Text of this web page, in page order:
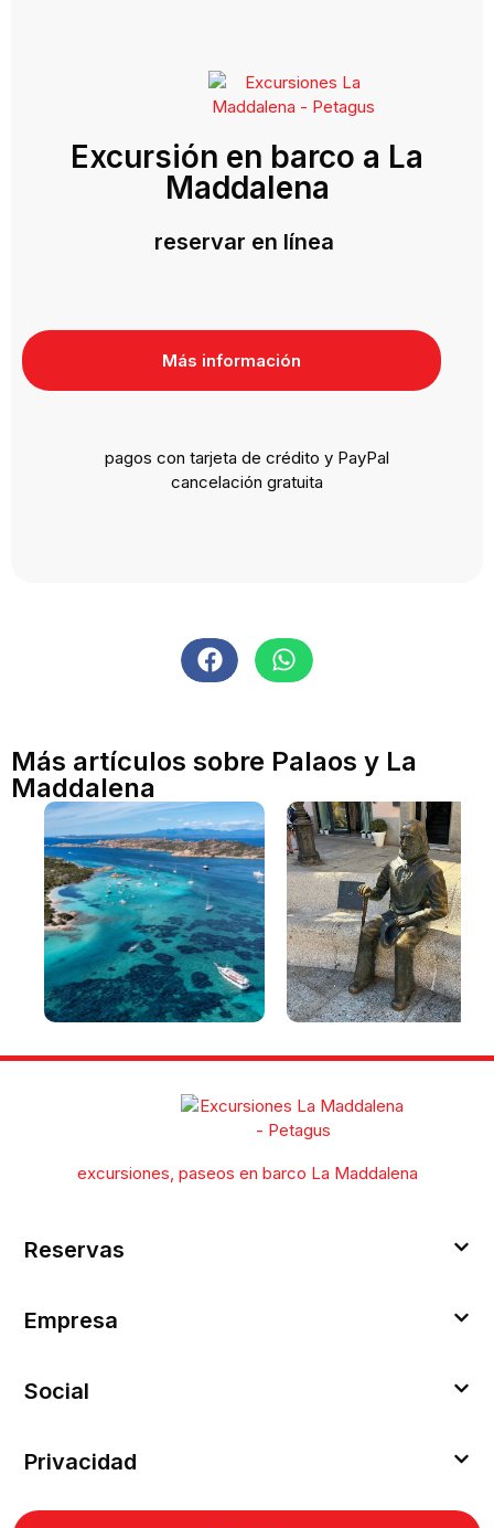
Excursión en barco a La
Maddalena
reservar en línea
Más información
pagos con tarjeta de crédito y PayPal
cancelación gratuita
Más artículos sobre Palaos y La
Maddalena
La Maddalena y el
lugares de interés y guía
para visitar el archipiélago
Qué ver en La
excursiones, paseos en barco La Maddalena
Reservas
Empresa
Social
Privacidad